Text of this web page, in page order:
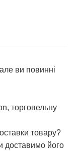
ви повинні
торговельну
товару?
доставимо його